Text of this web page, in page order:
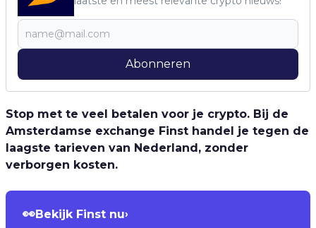
Abonneren
Stop met te veel betalen voor je crypto. Bij de
Amsterdamse exchange Finst handel je tegen de
laagste tarieven van Nederland, zonder
verborgen kosten.
👀Bekijk Finst nu›